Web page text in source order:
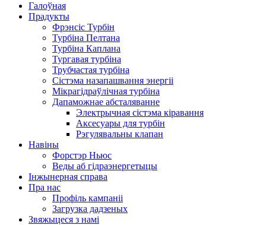
Галоўная
Прадукты
Фрэнсіс Турбін
Турбіна Пелтана
Турбіна Каплана
Тургавая турбіна
Трубчастая турбіна
Сістэма назапашвання энергіі
Мікрагідраўлічная турбіна
Дапаможнае абсталяванне
Электрычная сістэма кіравання
Аксесуары для турбін
Рэгулявальны клапан
Навіны
Форстэр Ньюс
Веды аб гідраэнергетыцы
Інжынерная справа
Пра нас
Профіль кампаніі
Загрузка дадзеных
Звяжыцеся з намі